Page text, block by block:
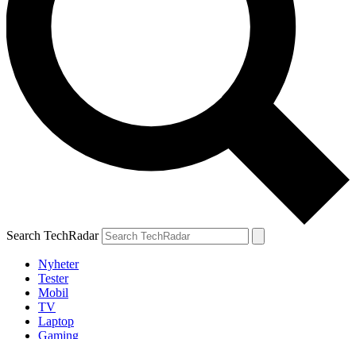
Search TechRadar
Nyheter
Tester
Mobil
TV
Laptop
Gaming